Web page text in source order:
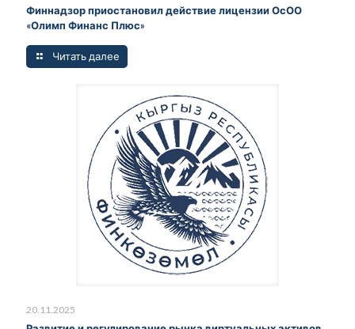
Финнадзор приостановил действие лицензии ОсОО
«Олимп Финанс Плюс»
Читать далее
20.11.2025